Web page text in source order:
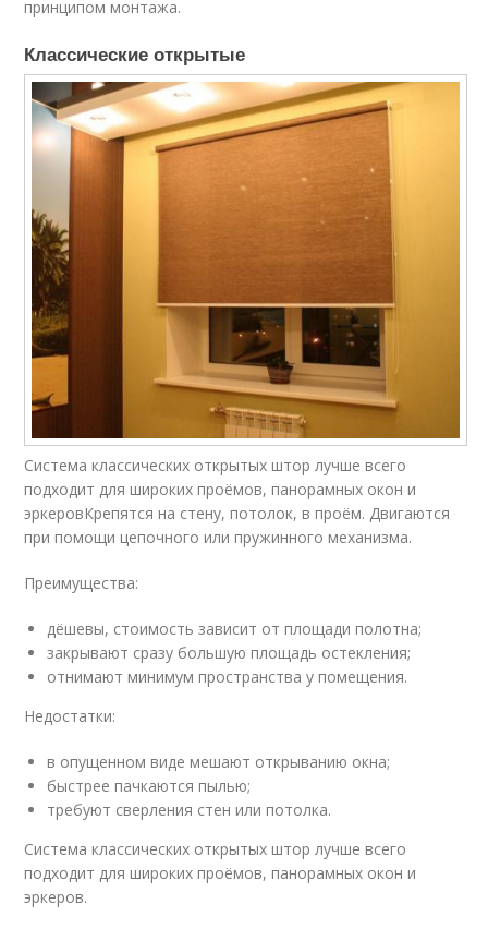
принципом монтажа.
Классические открытые
Система классических открытых штор лучше всего
подходит для широких проёмов, панорамных окон и
эркеровКрепятся на стену, потолок, в проём. Двигаются
при помощи цепочного или пружинного механизма.
Преимущества:
дёшевы, стоимость зависит от площади полотна;
закрывают сразу большую площадь остекления;
отнимают минимум пространства у помещения.
Недостатки:
в опущенном виде мешают открыванию окна;
быстрее пачкаются пылью;
требуют сверления стен или потолка.
Система классических открытых штор лучше всего
подходит для широких проёмов, панорамных окон и
эркеров.